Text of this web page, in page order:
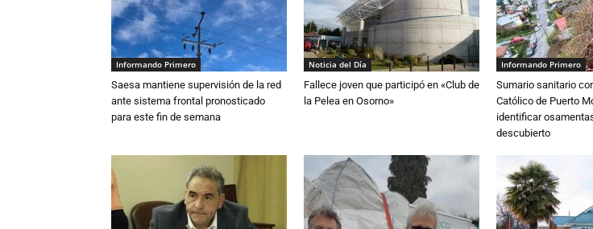
Informando Primero
Saesa mantiene supervisión de la red
ante sistema frontal pronosticado
para este fin de semana
Noticia del Día
Fallece joven que participó en «Club de
la Pelea en Osorno»
Informando Primero
Sumario sanitario
Católico de Puerto
identificar
descubierto